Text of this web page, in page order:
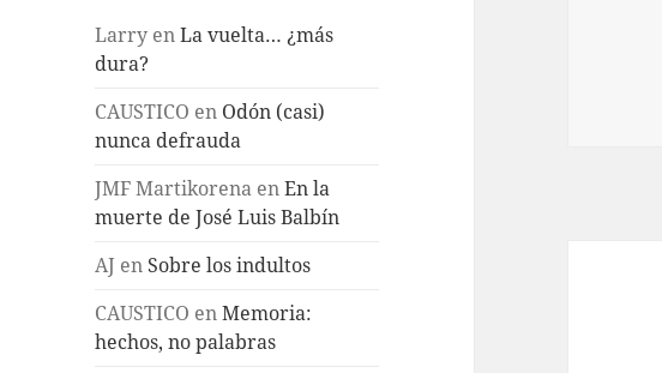
Larry enLa vuelta… ¿más
dura?
CAUSTICO en Odón (casi)
nunca defrauda
JMF Martikorena enEn la
muerte de José Luis Balbín
AJ en Sobre los indultos
CAUSTICO enMemoria:
hechos, no palabras